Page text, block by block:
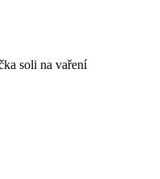
soli na vaření